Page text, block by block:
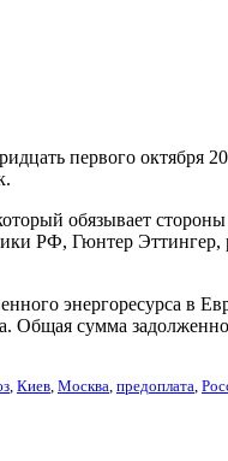
первого октября
обязывает
РФ, Гюнтер Эттингер,
энергоресурса в
сумма
, Киев, Москва, предоплата,